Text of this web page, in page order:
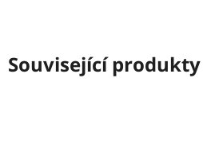
Související produkty